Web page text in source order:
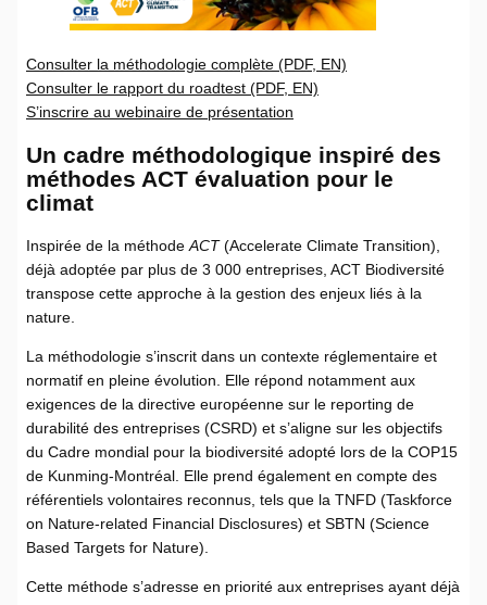
Consulter la méthodologie complète (PDF, EN)
Consulter le rapport du roadtest (PDF, EN)
S’inscrire au webinaire de présentation
Un cadre méthodologique inspiré des
méthodes ACT évaluation pour le
climat
Inspirée de la méthode ACT(Accelerate Climate Transition),
déjà adoptée par plus de 3 000 entreprises, ACT Biodiversité
transpose cette approche à la gestion des enjeux liés à la
nature.
La méthodologie s’inscrit dans un contexte réglementaire et
normatif en pleine évolution. Elle répond notamment aux
exigences de la directive européenne sur le reporting de
durabilité des entreprises (CSRD) et s’aligne sur les objectifs
du Cadre mondial pour la biodiversité adopté lors de la COP15
de Kunming-Montréal. Elle prend également en compte des
référentiels volontaires reconnus, tels que la TNFD (Taskforce
on Nature-related Financial Disclosures) et SBTN (Science
Based Targets for Nature).
Cette méthode s’adresse en priorité aux entreprises ayant déjà